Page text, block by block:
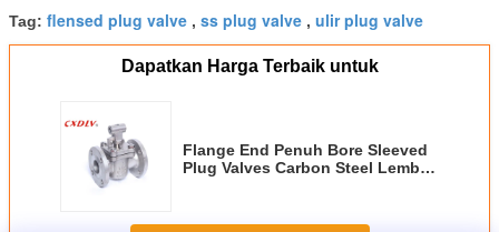
Tag: flensed plug valve , ss plug valve , ulir plug valve
Dapatkan Harga Terbaik untuk
Flange End Penuh Bore Sleeved
Plug Valves Carbon Steel Lembut